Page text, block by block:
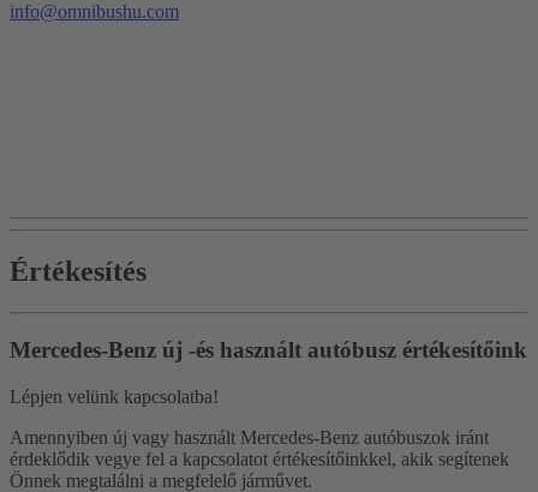
info@omnibushu.com
Értékesítés
Mercedes-Benz új -és használt autóbusz értékesítőink
Lépjen velünk kapcsolatba!
Amennyiben új vagy használt Mercedes-Benz autóbuszok iránt
érdeklődik vegye fel a kapcsolatot értékesítőinkkel, akik segítenek
Önnek megtalálni a megfelelő járművet.